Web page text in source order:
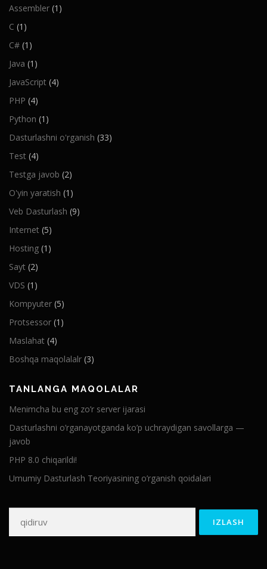
Assembler (1)
C (1)
C# (1)
Java (1)
JavaScript (4)
PHP (4)
Python (1)
Dasturlashni o'rganish (33)
Test (4)
Testga javob (2)
O'yin yaratish (1)
Veb Dasturlash (9)
Internet (5)
Hosting (1)
Sayt (2)
VDS (1)
Kompyuter (5)
Protsessor (1)
Maslahat (4)
Boshqa maqolalalr (3)
TANLANGA MAQOLALAR
Menimcha bu eng zo’r server ijarasi
Dasturlashni o’rganayotganda ko’p uchraydigan savollarga —
javob
PHP 8.0 chiqarildi!
Umumiy Dasturlash Teoriyasining o’rganish qoidalari